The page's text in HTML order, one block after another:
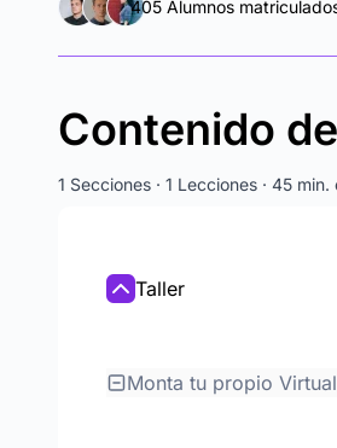
405 Alumnos
Contenido
1 Secciones · 1 Lecciones · 45
Taller
Monta tu propio